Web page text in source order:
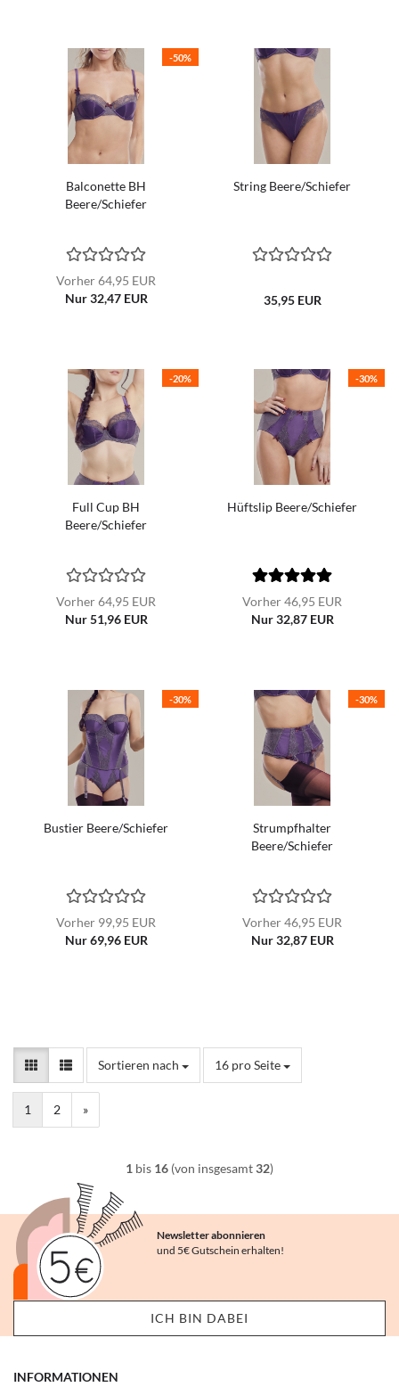
-50%
Balconette BH
Beere/Schiefer
Vorher 64,95 EUR
Nur 32,47 EUR
String Beere/Schiefer
35,95 EUR
-20%
Full Cup BH
Beere/Schiefer
Vorher 64,95 EUR
Nur 51,96 EUR
-30%
Hüftslip Beere/Schiefer
Vorher 46,95 EUR
Nur 32,87 EUR
-30%
Bustier Beere/Schiefer
Vorher 99,95 EUR
Nur 69,96 EUR
-30%
Strumpfhalter
Beere/Schiefer
Vorher 46,95 EUR
Nur 32,87 EUR
Sortieren nach
Sortieren nach 16 pro Seite
pro Seite
1 2 »
1 bis 16 (von insgesamt32)
Newsletter abonnieren
und 5€ Gutschein erhalten!
INFORMATIONEN